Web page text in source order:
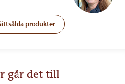
produkter
går det till